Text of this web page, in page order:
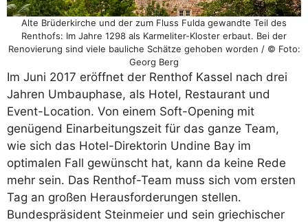
Alte Brüderkirche und der zum Fluss Fulda gewandte Teil des
Renthofs: Im Jahre 1298 als Karmeliter-Kloster erbaut. Bei der
Renovierung sind viele bauliche Schätze gehoben worden / © Foto:
Georg Berg
Im Juni 2017 eröffnet der Renthof Kassel nach drei
Jahren Umbauphase, als Hotel, Restaurant und
Event-Location. Von einem Soft-Opening mit
genügend Einarbeitungszeit für das ganze Team,
wie sich das Hotel-Direktorin Undine Bay im
optimalen Fall gewünscht hat, kann da keine Rede
mehr sein. Das Renthof-Team muss sich vom ersten
Tag an großen Herausforderungen stellen.
Bundespräsident Steinmeier und sein griechischer